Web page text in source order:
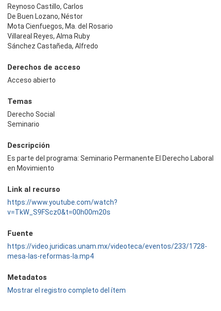
Reynoso Castillo, Carlos
De Buen Lozano, Néstor
Mota Cienfuegos, Ma. del Rosario
Villareal Reyes, Alma Ruby
Sánchez Castañeda, Alfredo
Derechos de acceso
Acceso abierto
Temas
Derecho Social
Seminario
Descripción
Es parte del programa: Seminario Permanente El Derecho Laboral
en Movimiento
Link al recurso
https://www.youtube.com/watch?
v=TkW_S9FScz0&t=00h00m20s
Fuente
https://video.juridicas.unam.mx/videoteca/eventos/233/1728-
mesa-las-reformas-la.mp4
Metadatos
Mostrar el registro completo del ítem